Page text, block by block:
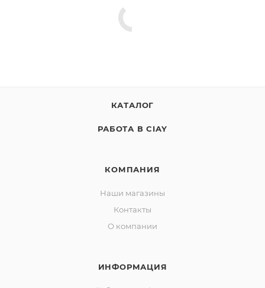
КАТАЛОГ
РАБОТА В CIAY
КОМПАНИЯ
Наши магазины
Контакты
О компании
ИНФОРМАЦИЯ